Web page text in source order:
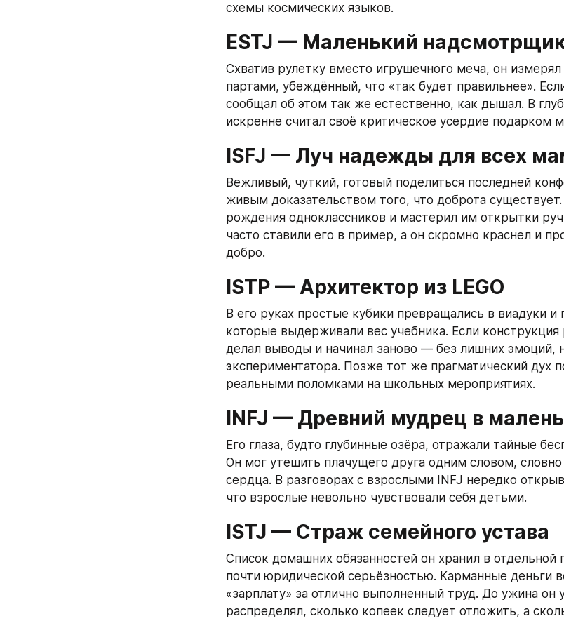
схемы космических языков.
ESTJ — Маленький
Схватив рулетку вместо игрушечного меча, он
партами, убеждённый, что «так будет правильнее».
сообщал об этом так же естественно, как дышал. В
искренне считал своё критическое усердие подарком
ISFJ — Луч надежды для всех
Вежливый, чуткий, готовый поделиться последней
живым доказательством того, что доброта
рождения одноклассников и мастерил им открытки
часто ставили его в пример, а он скромно краснел и
добро.
ISTP — Архитектор из LEGO
В его руках простые кубики превращались в виадуки
которые выдерживали вес учебника. Если
делал выводы и начинал заново — без лишних эмоций,
экспериментатора. Позже тот же прагматический дух
реальными поломками на школьных мероприятиях.
INFJ — Древний мудрец в
Его глаза, будто глубинные озёра, отражали тайные
Он мог утешить плачущего друга одним словом,
сердца. В разговорах с взрослыми INFJ нередко
что взрослые невольно чувствовали себя детьми.
ISTJ — Страж семейного устава
Список домашних обязанностей он хранил в отдельной
почти юридической серьёзностью. Карманные деньги
«зарплату» за отлично выполненный труд. До ужина он
распределял, сколько копеек следует отложить, а